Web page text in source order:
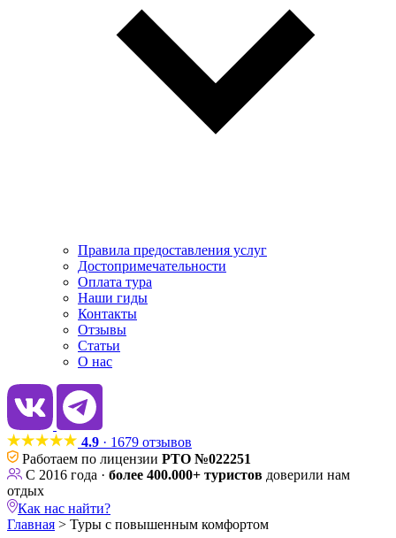
Правила предоставления услуг
Достопримечательности
Оплата тура
Наши гиды
Контакты
Отзывы
Статьи
О нас
4.9 · 1679 отзывов
Работаем по лицензии РТО №022251
С 2016 года · более 400.000+ туристов доверили нам
отдых
Как нас найти?
Главная > Туры с повышенным комфортом